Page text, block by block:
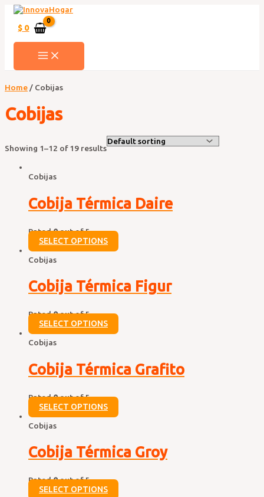
contenido
$ 0
MAIN
MENU
Home/ Cobijas
Cobijas
Showing 1–12 of 19 results
Cobijas
Cobija Térmica Daire
Rated0out of 5
SELECT OPTIONS
Cobijas
Cobija Térmica Figur
Rated0out of 5
SELECT OPTIONS
Cobijas
Cobija Térmica Grafito
Rated0out of 5
SELECT OPTIONS
Cobijas
Cobija Térmica Groy
Rated0out of 5
SELECT OPTIONS